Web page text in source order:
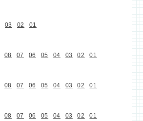
03 02 01
08 07 06 05 04 03 02 01
08 07 06 05 04 03 02 01
08 07 06 05 04 03 02 01